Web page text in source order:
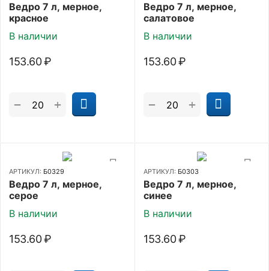
Ведро 7 л, мерное,
красное
В наличии
153.60₽
+
−
Ведро 7 л, мерное,
салатовое
В наличии
153.60₽
+
−
АРТИКУЛ: Б0329
Ведро 7 л, мерное,
серое
В наличии
153.60₽
АРТИКУЛ: Б0303
Ведро 7 л, мерное,
синее
В наличии
153.60₽